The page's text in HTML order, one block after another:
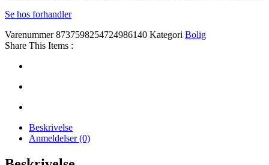
Se hos forhandler
Varenummer8737598254724986140 Kategori Bolig
Share This Items :
Beskrivelse
Anmeldelser (0)